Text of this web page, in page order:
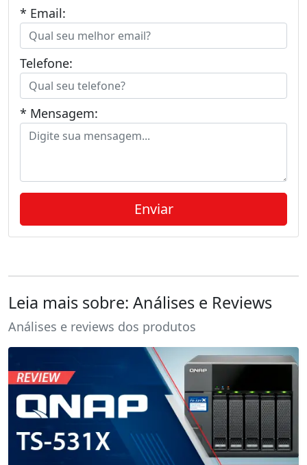
* Email:
Telefone:
* Mensagem:
Leia mais sobre: Análises e Reviews
Análises e reviews dos produtos